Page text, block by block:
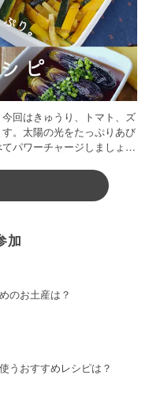
回はきゅうり、トマト、ズ
。太陽の光をたっぷりあび
パワーチャージしましょう
加
のお土産は？
うおすすめレシピは？